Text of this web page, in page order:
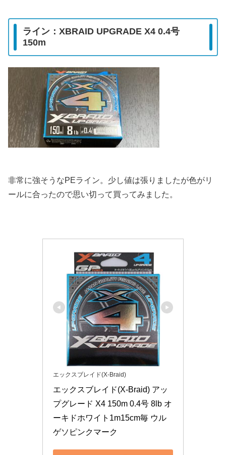
ライン：XBRAID UPGRADE X4 0.4号
150m
非常に強そうなPEライン。少し値は張りましたが色がリ
ールに合ったので思い切って買ってみました。
エックスブレイド(X-Braid)
エックスブレイド(X-Braid) アッ
プグレード X4 150m 0.4号 8lb オ
ーキドホワイト1m15cm毎 ウル
ゲソピンクマーク